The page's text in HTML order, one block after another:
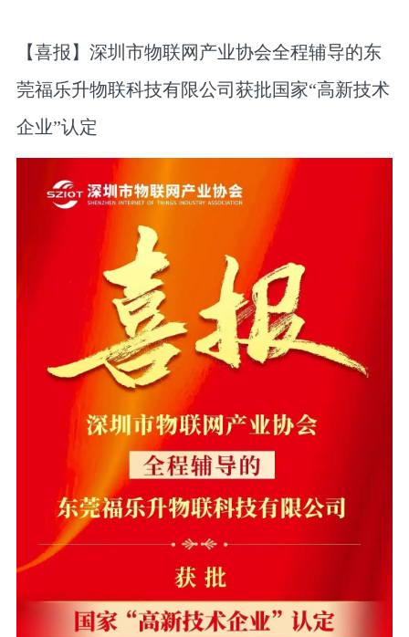
【喜报】深圳市物联网产业协会全程辅导的东
莞福乐升物联科技有限公司获批国家“高新技术
企业”认定